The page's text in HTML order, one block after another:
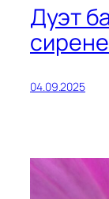
Дуэт
04.09.2025